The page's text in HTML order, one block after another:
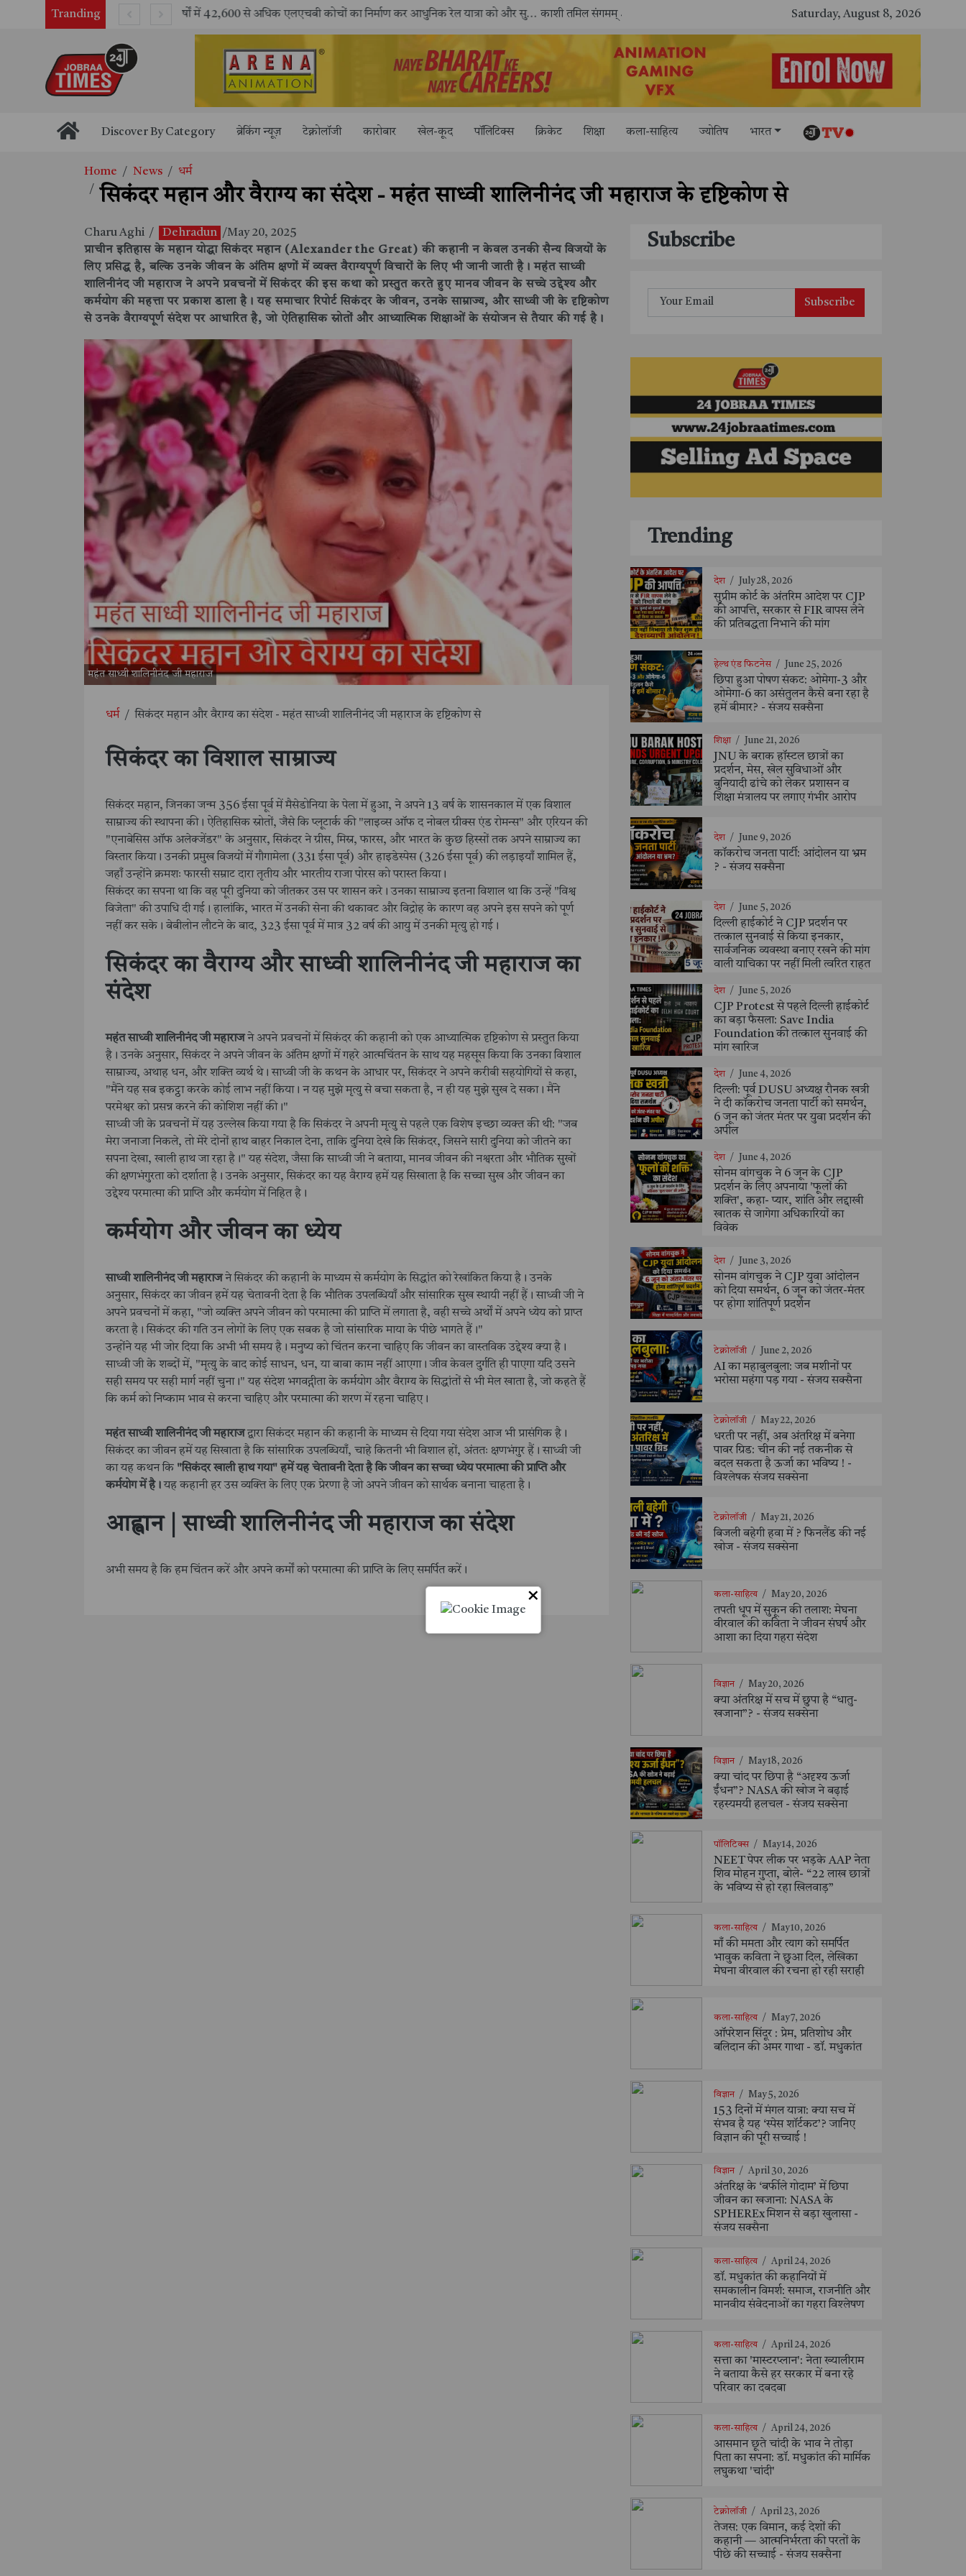
Tranding भारतीय रेलवे ने 11 वर्षों में 42,600 से अधिक एलएचबी कोचों का निर्माण कर आधुनिक रेल यात्रा को और सुरक्षित बनाया Saturday, August 8, 2026
Discover By Category ब्रेकिंग न्यूज़ टेक्नोलॉजी कारोबार खेल-कूद पॉलिटिक्स क्रिकेट शिक्षा कला-साहित्य ज्योतिष भारत
Home News धर्म
सिकंदर महान और वैराग्य का संदेश - महंत साध्वी शालिनीनंद जी महाराज के दृष्टिकोण से
Charu Aghi / Dehradun /May 20, 2025
प्राचीन इतिहास के महान योद्धा सिकंदर महान (Alexander the Great) की कहानी न केवल उनकी सैन्य विजयों के
लिए प्रसिद्ध है, बल्कि उनके जीवन के अंतिम क्षणों में व्यक्त वैराग्यपूर्ण विचारों के लिए भी जानी जाती है। महंत साध्वी
शालिनीनंद जी महाराज ने अपने प्रवचनों में सिकंदर की इस कथा को प्रस्तुत करते हुए मानव जीवन के सच्चे उद्देश्य और
कर्मयोग की महत्ता पर प्रकाश डाला है। यह समाचार रिपोर्ट सिकंदर के जीवन, उनके साम्राज्य, और साध्वी जी के दृष्टिकोण
से उनके वैराग्यपूर्ण संदेश पर आधारित है, जो ऐतिहासिक स्रोतों और आध्यात्मिक शिक्षाओं के संयोजन से तैयार की गई है।
महंत साध्वी शालिनीनंद जी महाराज
धर्म / सिकंदर महान और वैराग्य का संदेश - महंत साध्वी शालिनीनंद जी महाराज के दृष्टिकोण से
सिकंदर का विशाल साम्राज्य
सिकंदर महान, जिनका जन्म 356 ईसा पूर्व में मैसेडोनिया के पेला में हुआ, ने अपने 13 वर्ष के शासनकाल में एक विशाल
साम्राज्य की स्थापना की। ऐतिहासिक स्रोतों, जैसे कि प्लूटार्क की "लाइव्स ऑफ द नोबल ग्रीक्स एंड रोमन्स" और एरियन की
"एनाबेसिस ऑफ अलेक्जेंडर" के अनुसार, सिकंदर ने ग्रीस, मिस्र, फारस, और भारत के कुछ हिस्सों तक अपने साम्राज्य का
विस्तार किया। उनकी प्रमुख विजयों में गौगामेला (331 ईसा पूर्व) और हाइडेस्पेस (326 ईसा पूर्व) की लड़ाइयाँ शामिल हैं,
जहाँ उन्होंने क्रमशः फारसी सम्राट दारा तृतीय और भारतीय राजा पोरस को परास्त किया।
सिकंदर का सपना था कि वह पूरी दुनिया को जीतकर उस पर शासन करे। उनका साम्राज्य इतना विशाल था कि उन्हें "विश्व
विजेता" की उपाधि दी गई। हालांकि, भारत में उनकी सेना की थकावट और विद्रोह के कारण वह अपने इस सपने को पूर्ण
नहीं कर सके। बेबीलोन लौटने के बाद, 323 ईसा पूर्व में मात्र 32 वर्ष की आयु में उनकी मृत्यु हो गई।
सिकंदर का वैराग्य और साध्वी शालिनीनंद जी महाराज का
संदेश
महंत साध्वी शालिनीनंद जी महाराजने अपने प्रवचनों में सिकंदर की कहानी को एक आध्यात्मिक दृष्टिकोण से प्रस्तुत किया
है। उनके अनुसार, सिकंदर ने अपने जीवन के अंतिम क्षणों में गहरे आत्मचिंतन के साथ यह महसूस किया कि उनका विशाल
साम्राज्य, अथाह धन, और शक्ति व्यर्थ थे। साध्वी जी के कथन के आधार पर, सिकंदर ने अपने करीबी सहयोगियों से कहा,
"मैंने यह सब इकट्ठा करके कोई लाभ नहीं किया। न यह मुझे मृत्यु से बचा सकता है, न ही यह मुझे सुख दे सका। मैंने
परमेश्वर को प्रसन्न करने की कोशिश नहीं की।"
साध्वी जी के प्रवचनों में यह उल्लेख किया गया है कि सिकंदर ने अपनी मृत्यु से पहले एक विशेष इच्छा व्यक्त की थी: "जब
मेरा जनाजा निकले, तो मेरे दोनों हाथ बाहर निकाल देना, ताकि दुनिया देखे कि सिकंदर, जिसने सारी दुनिया को जीतने का
सपना देखा, खाली हाथ जा रहा है।" यह संदेश, जैसा कि साध्वी जी ने बताया, मानव जीवन की नश्वरता और भौतिक सुखों
की क्षणभंगुरता को दर्शाता है। उनके अनुसार, सिकंदर का यह वैराग्य हमें यह सिखाता है कि सच्चा सुख और जीवन का
उद्देश्य परमात्मा की प्राप्ति और कर्मयोग में निहित है।
कर्मयोग और जीवन का ध्येय
साध्वी शालिनीनंद जी महाराजने सिकंदर की कहानी के माध्यम से कर्मयोग के सिद्धांत को रेखांकित किया है। उनके
अनुसार, सिकंदर का जीवन हमें यह चेतावनी देता है कि भौतिक उपलब्धियाँ और सांसारिक सुख स्थायी नहीं हैं। साध्वी जी ने
अपने प्रवचनों में कहा, "जो व्यक्ति अपने जीवन को परमात्मा की प्राप्ति में लगाता है, वही सच्चे अर्थों में अपने ध्येय को प्राप्त
करता है। सिकंदर की गति उन लोगों के लिए एक सबक है जो सांसारिक माया के पीछे भागते हैं।"
उन्होंने यह भी जोर दिया कि अभी भी समय है। मनुष्य को चिंतन करना चाहिए कि जीवन का वास्तविक उद्देश्य क्या है।
साध्वी जी के शब्दों में, "मृत्यु के बाद कोई साधन, धन, या बाबा काम नहीं आएगा। जीव केवल दुर्गति ही पाएगा यदि उसने
सही समय पर सही मार्ग नहीं चुना।" यह संदेश भगवद्गीता के कर्मयोग और वैराग्य के सिद्धांतों से भी मेल खाता है, जो कहते हैं
कि कर्म को निष्काम भाव से करना चाहिए और परमात्मा की शरण में रहना चाहिए।
महंत साध्वी शालिनीनंद जी महाराजद्वारा सिकंदर महान की कहानी के माध्यम से दिया गया संदेश आज भी प्रासंगिक है।
सिकंदर का जीवन हमें यह सिखाता है कि सांसारिक उपलब्धियाँ, चाहे कितनी भी विशाल हों, अंततः क्षणभंगुर हैं। साध्वी जी
का यह कथन कि "सिकंदर खाली हाथ गया" हमें यह चेतावनी देता है कि जीवन का सच्चा ध्येय परमात्मा की प्राप्ति और
कर्मयोग में है। यह कहानी हर उस व्यक्ति के लिए एक प्रेरणा है जो अपने जीवन को सार्थक बनाना चाहता है।
आह्वान | साध्वी शालिनीनंद जी महाराज का संदेश
अभी समय है कि हम चिंतन करें और अपने कर्मों को परमात्मा की प्राप्ति के लिए समर्पित करें।
Subscribe
Subscribe
Trending
देश / July 28, 2026
सुप्रीम कोर्ट के अंतरिम आदेश पर CJP
की आपत्ति, सरकार से FIR वापस लेने
की प्रतिबद्धता निभाने की मांग
हेल्थ एंड फिटनेस / June 25, 2026
छिपा हुआ पोषण संकट: ओमेगा-3 और
ओमेगा-6 का असंतुलन कैसे बना रहा है
हमें बीमार? - संजय सक्सैना
शिक्षा / June 21, 2026
JNU के बराक हॉस्टल छात्रों का
प्रदर्शन, मेस, खेल सुविधाओं और
बुनियादी ढांचे को लेकर प्रशासन व
शिक्षा मंत्रालय पर लगाए गंभीर आरोप
देश / June 9, 2026
कॉकरोच जनता पार्टी: आंदोलन या भ्रम
? - संजय सक्सैना
देश / June 5, 2026
दिल्ली हाईकोर्ट ने CJP प्रदर्शन पर
तत्काल सुनवाई से किया इनकार,
सार्वजनिक व्यवस्था बनाए रखने की मांग
वाली याचिका पर नहीं मिली त्वरित राहत
देश / June 5, 2026
CJP Protest से पहले दिल्ली हाईकोर्ट
का बड़ा फैसला: Save India
Foundation की तत्काल सुनवाई की
मांग खारिज
देश / June 4, 2026
दिल्ली: पूर्व DUSU अध्यक्ष रौनक खत्री
ने दी कॉकरोच जनता पार्टी को समर्थन,
6 जून को जंतर मंतर पर युवा प्रदर्शन की
अपील
देश / June 4, 2026
सोनम वांगचुक ने 6 जून के CJP
प्रदर्शन के लिए अपनाया 'फूलों की
शक्ति', कहा- प्यार, शांति और लद्दाखी
खातक से जागेगा अधिकारियों का
विवेक
देश / June 3, 2026
सोनम वांगचुक ने CJP युवा आंदोलन
को दिया समर्थन, 6 जून को जंतर-मंतर
पर होगा शांतिपूर्ण प्रदर्शन
टेक्नोलॉजी / June 2, 2026
AI का महाबुलबुला: जब मशीनों पर
भरोसा महंगा पड़ गया - संजय सक्सैना
टेक्नोलॉजी / May 22, 2026
धरती पर नहीं, अब अंतरिक्ष में बनेगा
पावर ग्रिड: चीन की नई तकनीक से
बदल सकता है ऊर्जा का भविष्य ! -
विश्लेषक संजय सक्सेना
टेक्नोलॉजी / May 21, 2026
बिजली बहेगी हवा में ? फिनलैंड की नई
खोज - संजय सक्सेना
कला-साहित्य / May 20, 2026
तपती धूप में सुकून की तलाश: मेघना
वीरवाल की कविता ने जीवन संघर्ष और
आशा का दिया गहरा संदेश
विज्ञान / May 20, 2026
क्या अंतरिक्ष में सच में छुपा है “धातु-
खजाना”? - संजय सक्सेना
विज्ञान / May 18, 2026
क्या चांद पर छिपा है “अदृश्य ऊर्जा
ईंधन”? NASA की खोज ने बढ़ाई
रहस्यमयी हलचल - संजय सक्सेना
पॉलिटिक्स / May 14, 2026
NEET पेपर लीक पर भड़के AAP नेता
शिव मोहन गुप्ता, बोले- “22 लाख छात्रों
के भविष्य से हो रहा खिलवाड़”
कला-साहित्य / May 10, 2026
माँ की ममता और त्याग को समर्पित
भावुक कविता ने छुआ दिल, लेखिका
मेघना वीरवाल की रचना हो रही सराही
कला-साहित्य / May 7, 2026
ऑपरेशन सिंदूर : प्रेम, प्रतिशोध और
बलिदान की अमर गाथा - डॉ. मधुकांत
विज्ञान / May 5, 2026
153 दिनों में मंगल यात्रा: क्या सच में
संभव है यह ‘स्पेस शॉर्टकट’? जानिए
विज्ञान की पूरी सच्चाई !
विज्ञान / April 30, 2026
अंतरिक्ष के ‘बर्फीले गोदाम’ में छिपा
जीवन का खजाना: NASA के
SPHEREx मिशन से बड़ा खुलासा -
संजय सक्सैना
कला-साहित्य / April 24, 2026
डॉ. मधुकांत की कहानियों में
समकालीन विमर्श: समाज, राजनीति और
मानवीय संवेदनाओं का गहरा विश्लेषण
कला-साहित्य / April 24, 2026
सत्ता का 'मास्टरप्लान': नेता ख्यालीराम
ने बताया कैसे हर सरकार में बना रहे
परिवार का दबदबा
कला-साहित्य / April 24, 2026
आसमान छूते चांदी के भाव ने तोड़ा
पिता का सपना: डॉ. मधुकांत की मार्मिक
लघुकथा 'चांदी'
टेक्नोलॉजी / April 23, 2026
तेजस: एक विमान, कई देशों की
कहानी — आत्मनिर्भरता की परतों के
पीछे की सच्चाई - संजय सक्सैना
×